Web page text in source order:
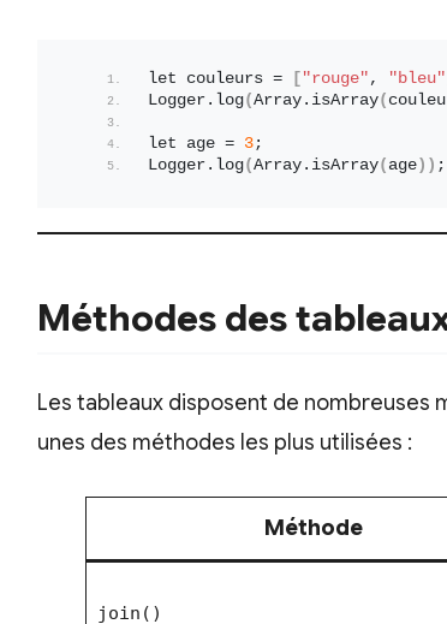
let couleurs = [ "rouge" , "bleu"
Logger. log(Array. isArray(
let age = 3;
Logger. log(Array. isArray( age )) ;
Méthodes des
Les tableaux disposent de nombreuses
unes des méthodes les plus utilisées :
Méthode
join()